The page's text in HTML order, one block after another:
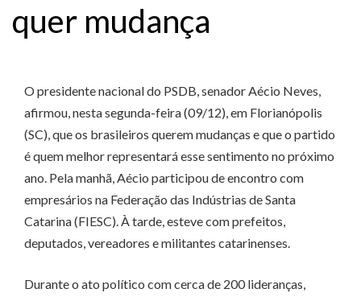
quer mudança
O presidente nacional do PSDB, senador Aécio Neves,
afirmou, nesta segunda-feira (09/12), em Florianópolis
(SC), que os brasileiros querem mudanças e que o partido
é quem melhor representará esse sentimento no próximo
ano. Pela manhã, Aécio participou de encontro com
empresários na Federação das Indústrias de Santa
Catarina (FIESC). À tarde, esteve com prefeitos,
deputados, vereadores e militantes catarinenses.
Durante o ato político com cerca de 200 lideranças,